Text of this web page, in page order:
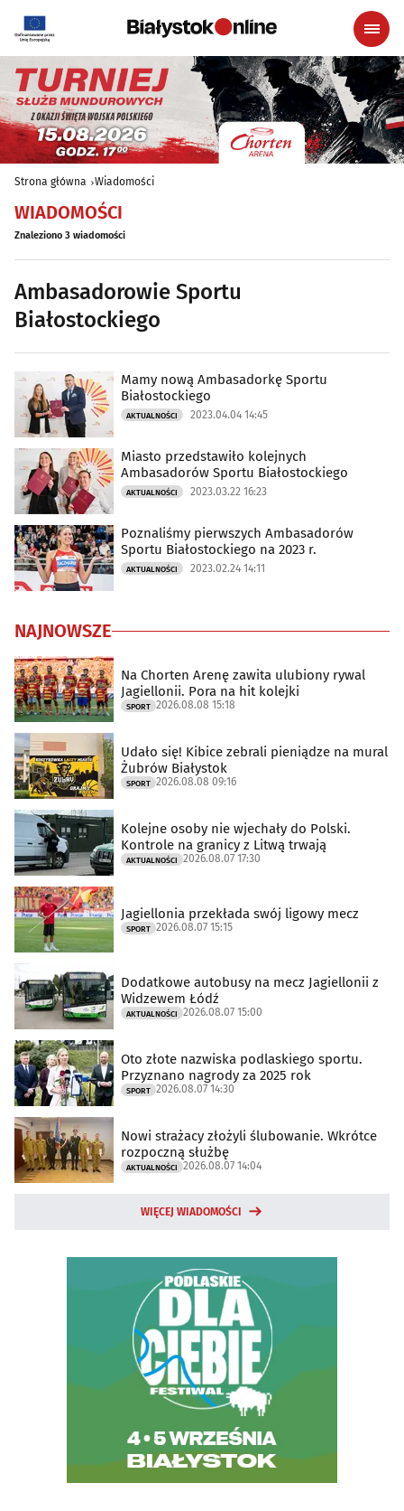
Strona główna Wiadomości
WIADOMOŚCI
Znaleziono 3 wiadomości
Ambasadorowie Sportu
Białostockiego
Mamy nową Ambasadorkę Sportu
Białostockiego
AKTUALNOŚCI 2023.04.04 14:45
Miasto przedstawiło kolejnych
Ambasadorów Sportu Białostockiego
AKTUALNOŚCI 2023.03.22 16:23
Poznaliśmy pierwszych Ambasadorów
Sportu Białostockiego na 2023 r.
AKTUALNOŚCI 2023.02.24 14:11
NAJNOWSZE
Na Chorten Arenę zawita ulubiony rywal
Jagiellonii. Pora na hit kolejki
SPORT 2026.08.08 15:18
Udało się! Kibice zebrali pieniądze na mural
Żubrów Białystok
SPORT 2026.08.08 09:16
Kolejne osoby nie wjechały do Polski.
Kontrole na granicy z Litwą trwają
AKTUALNOŚCI 2026.08.07 17:30
Jagiellonia przekłada swój ligowy mecz
SPORT 2026.08.07 15:15
Dodatkowe autobusy na mecz Jagiellonii z
Widzewem Łódź
AKTUALNOŚCI 2026.08.07 15:00
Oto złote nazwiska podlaskiego sportu.
Przyznano nagrody za 2025 rok
SPORT 2026.08.07 14:30
Nowi strażacy złożyli ślubowanie. Wkrótce
rozpoczną służbę
AKTUALNOŚCI 2026.08.07 14:04
WIĘCEJ WIADOMOŚCI